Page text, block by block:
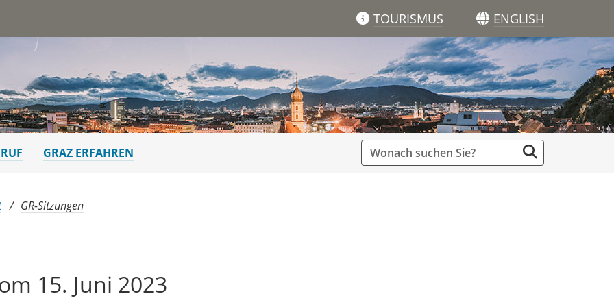
TOURISMUS ENGLISH
GRAZ ERFAHREN
GR-Sitzungen
15. Juni 2023